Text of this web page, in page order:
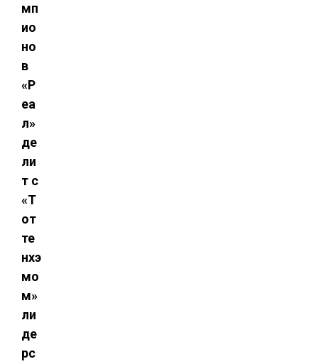
мп
ио
но
в
«Р
еа
л»
де
ли
т с
«Т
от
те
нхэ
мо
м»
ли
де
рс